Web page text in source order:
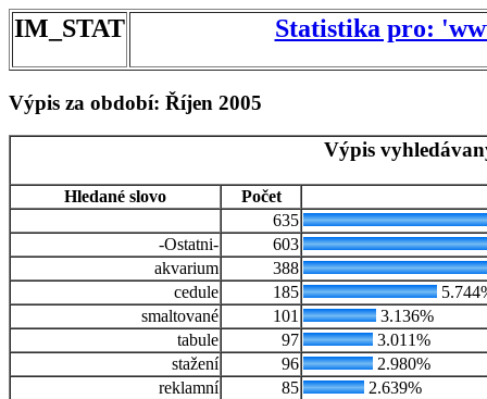
IM_STAT Statistika pro:
Výpis za období: Říjen 2005
Výpis
Hledané slovo
Počet
635
-Ostatni-
603
akvarium
388
cedule
185
smaltované
101
3.136%
tabule
97
3.011%
stažení
96
2.980%
reklamní
85
2.639%